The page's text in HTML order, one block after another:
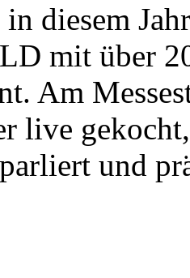
diesem
mit über
Am
live
und